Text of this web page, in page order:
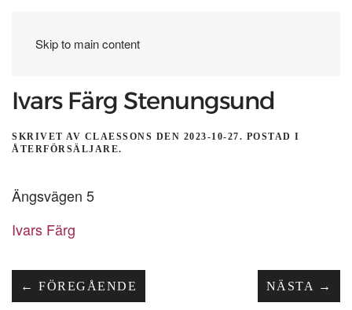
Skip to main content
Ivars Färg Stenungsund
SKRIVET AV CLAESSONS DEN 2023-10-27. POSTAD I
ÅTERFÖRSÄLJARE.
Ängsvägen 5
Ivars Färg
← FÖREGÅENDE NÄSTA →